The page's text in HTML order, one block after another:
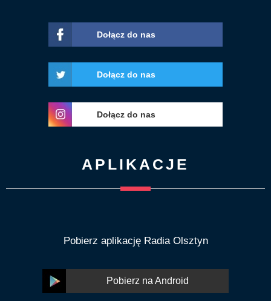
Dołącz do nas
Dołącz do nas
Dołącz do nas
APLIKACJE
Pobierz aplikację Radia Olsztyn
Pobierz na Android